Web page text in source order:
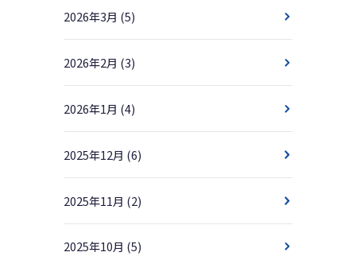
2026年3月 (5)
2026年2月 (3)
2026年1月 (4)
2025年12月 (6)
2025年11月 (2)
2025年10月 (5)